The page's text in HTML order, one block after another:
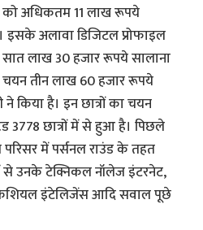
को अधिकतम 11 लाख रूपये
अलावा डिजिटल प्रोफाइल
लाख 30 हजार रूपये सालाना
चयन तीन लाख 60 हजार रूपये
किया है। इन छात्रों का चयन
3778 छात्रों में से हुआ है। पिछले
परिसर में पर्सनल राउंड के तहत
से उनके टेक्निकल नॉलेज इंटरनेट,
इंटेलिजेंस आदि सवाल पूछे